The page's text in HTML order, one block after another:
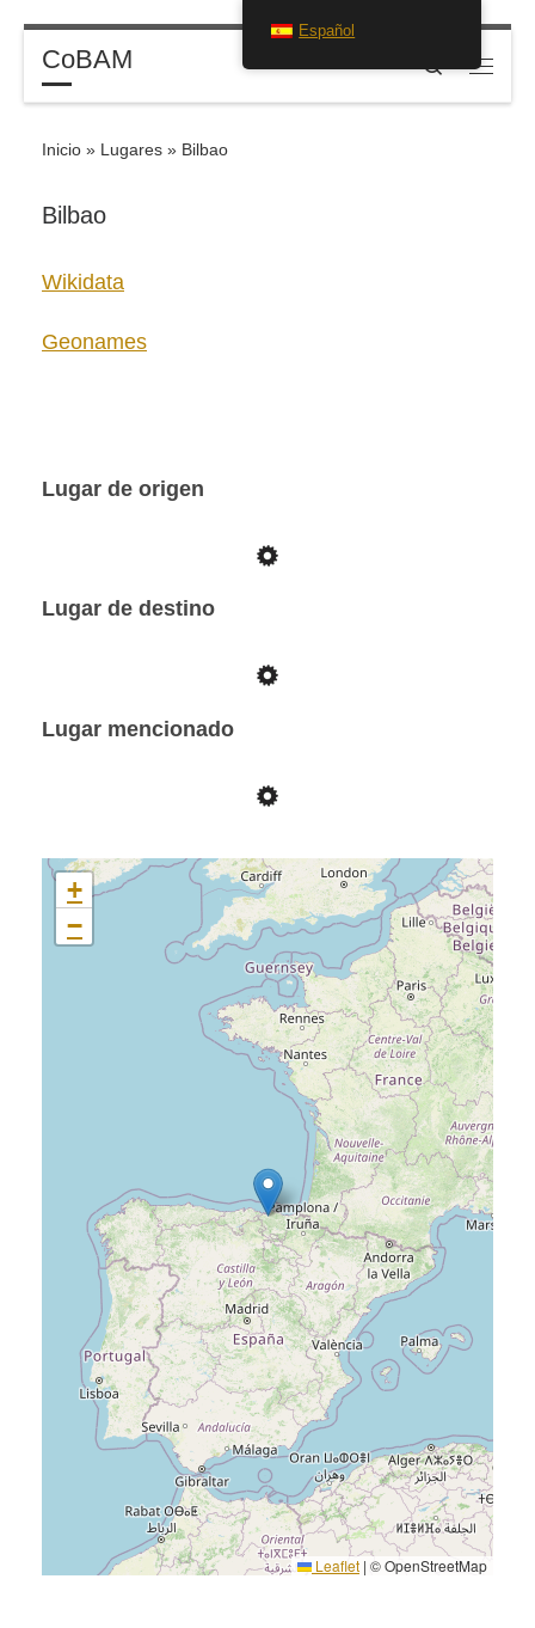
Saltar al contenido
CoBAM
Search
Inicio » Lugares » Bilbao
Bilbao
Wikidata
Geonames
Lugar de origen
Lugar de destino
Lugar mencionado
+
−
Leaflet | © OpenStreetMap
Español